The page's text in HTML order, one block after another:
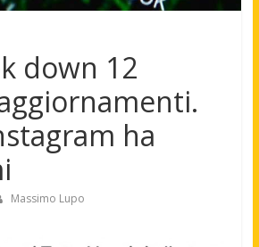
down 12
ha
Massimo Lupo